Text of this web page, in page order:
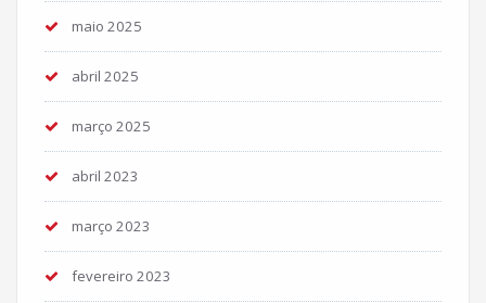
maio 2025
abril 2025
março 2025
abril 2023
março 2023
fevereiro 2023